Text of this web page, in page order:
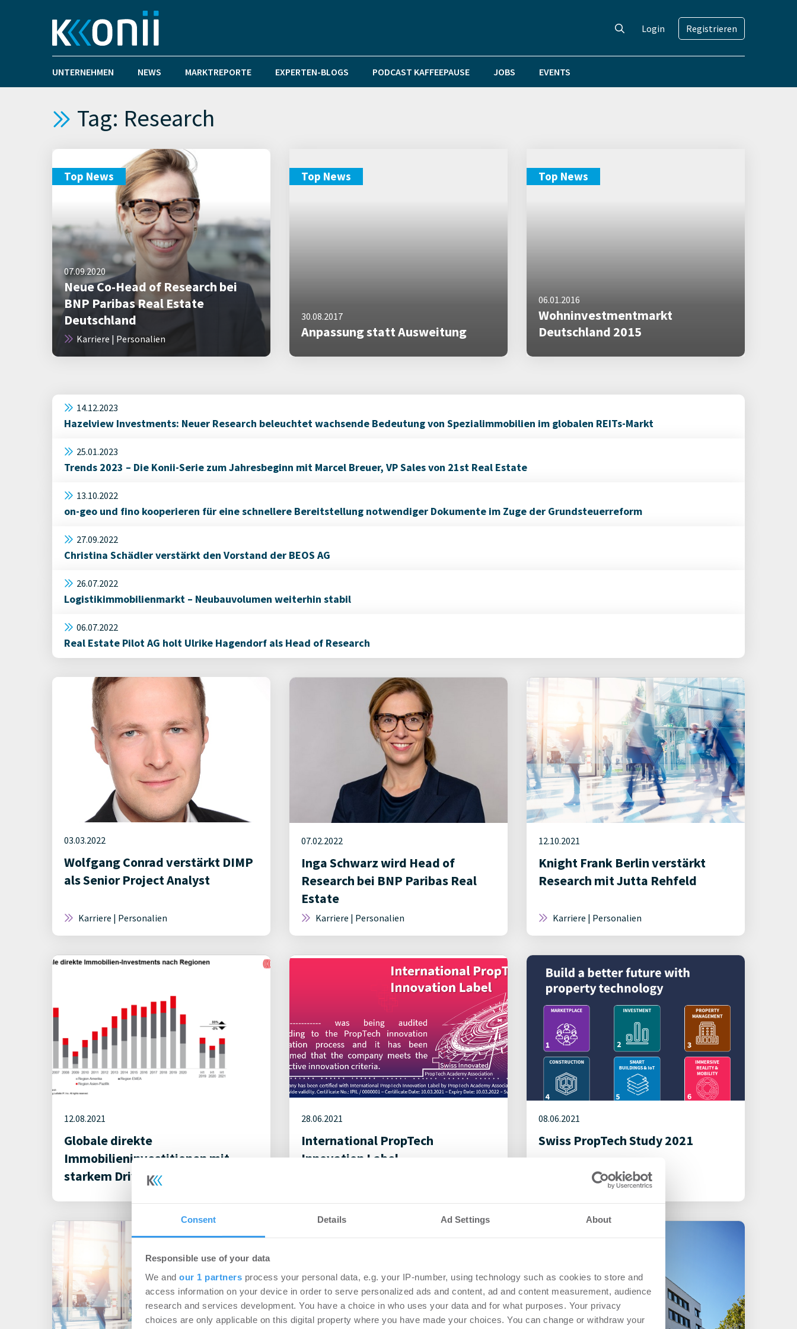
Consent Details Ad Settings About
Responsible use of your data
We and our 1 partners process your personal data, e.g. your IP-number, using technology such as cookies to store and
access information on your device in order to serve personalized ads and content, ad and content measurement, audience
research and services development. You have a choice in who uses your data and for what purposes. Your privacy
choices are only applicable on this digital property where you have made your choices. You can change or withdraw your
Login Registrieren
UNTERNEHMEN NEWS MARKTREPORTE EXPERTEN-BLOGS PODCAST KAFFEEPAUSE JOBS EVENTS
Tag: Research
Top News
07.09.2020
Neue Co-Head of Research bei
BNP Paribas Real Estate
Deutschland
Karriere | Personalien
Top News
30.08.2017
Anpassung statt Ausweitung
Top News
06.01.2016
Wohninvestmentmarkt
Deutschland 2015
14.12.2023
Hazelview Investments: Neuer Research beleuchtet wachsende Bedeutung von Spezialimmobilien im globalen REITs-Markt
25.01.2023
Trends 2023 – Die Konii-Serie zum Jahresbeginn mit Marcel Breuer, VP Sales von 21st Real Estate
13.10.2022
on-geo und fino kooperieren für eine schnellere Bereitstellung notwendiger Dokumente im Zuge der Grundsteuerreform
27.09.2022
Christina Schädler verstärkt den Vorstand der BEOS AG
26.07.2022
Logistikimmobilienmarkt – Neubauvolumen weiterhin stabil
06.07.2022
Real Estate Pilot AG holt Ulrike Hagendorf als Head of Research
03.03.2022
Wolfgang Conrad verstärkt DIMP
als Senior Project Analyst
Karriere | Personalien
07.02.2022
Inga Schwarz wird Head of
Research bei BNP Paribas Real
Estate
Karriere | Personalien
12.10.2021
Knight Frank Berlin verstärkt
Research mit Jutta Rehfeld
Karriere | Personalien
12.08.2021
Globale direkte
Immobilieninvestitionen mit
starkem Drive
28.06.2021
International PropTech
Innovation Label
08.06.2021
Swiss PropTech Study 2021